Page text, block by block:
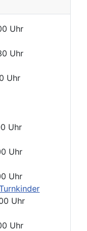
Uhr
Uhr
Uhr
Uhr
Uhr
Uhr
Uhr
Uhr